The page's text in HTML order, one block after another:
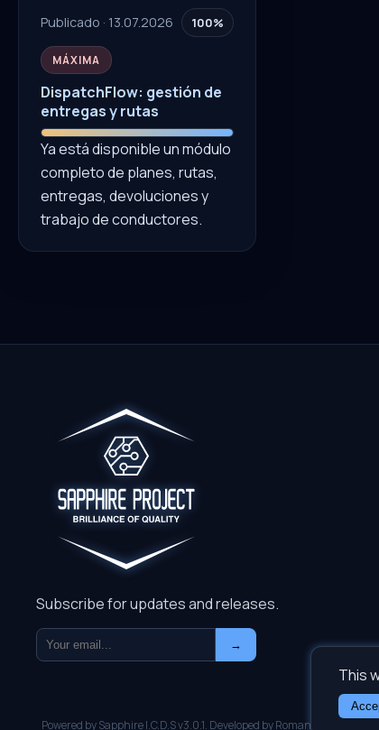
Publicado · 13.07.2026 100%
MÁXIMA
DispatchFlow: gestión de
entregas y rutas
Ya está disponible un módulo
completo de planes, rutas,
entregas, devoluciones y
trabajo de conductores.
This
Subscribe for updates and releases.
→
Powered by Sapphire I.C.D.S v3.0.1. Developed by Roman Gromov.